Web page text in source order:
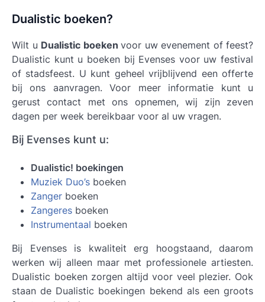
Dualistic boeken?
Wilt u Dualistic boeken voor uw evenement of feest?
Dualistic kunt u boeken bij Evenses voor uw festival
of stadsfeest. U kunt geheel vrijblijvend een offerte
bij ons aanvragen. Voor meer informatie kunt u
gerust contact met ons opnemen, wij zijn zeven
dagen per week bereikbaar voor al uw vragen.
Bij Evenses kunt u:
Dualistic! boekingen
Muziek Duo’s boeken
Zanger boeken
Zangeres boeken
Instrumentaal boeken
Bij Evenses is kwaliteit erg hoogstaand, daarom
werken wij alleen maar met professionele artiesten.
Dualistic boeken zorgen altijd voor veel plezier. Ook
staan de Dualistic boekingen bekend als een groots